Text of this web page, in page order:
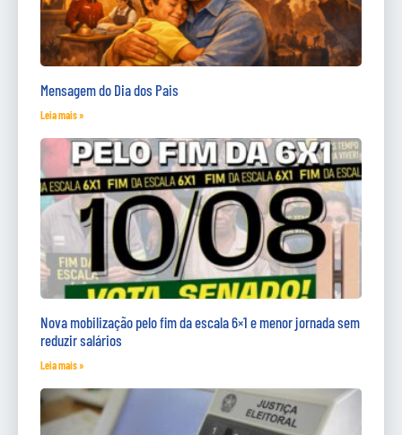
Mensagem do Dia dos Pais
Leia mais »
Nova mobilização pelo fim da escala 6×1 e menor jornada sem
reduzir salários
Leia mais »